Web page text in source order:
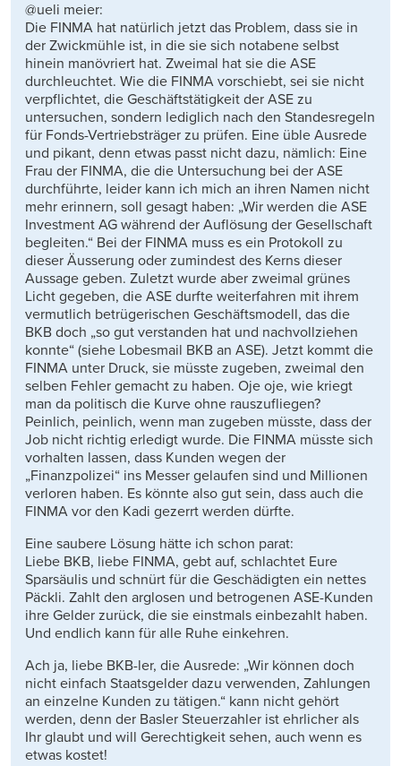
@ueli meier:
Die FINMA hat natürlich jetzt das Problem, dass sie in
der Zwickmühle ist, in die sie sich notabene selbst
hinein manövriert hat. Zweimal hat sie die ASE
durchleuchtet. Wie die FINMA vorschiebt, sei sie nicht
verpflichtet, die Geschäftstätigkeit der ASE zu
untersuchen, sondern lediglich nach den Standesregeln
für Fonds-Vertriebsträger zu prüfen. Eine üble Ausrede
und pikant, denn etwas passt nicht dazu, nämlich: Eine
Frau der FINMA, die die Untersuchung bei der ASE
durchführte, leider kann ich mich an ihren Namen nicht
mehr erinnern, soll gesagt haben: „Wir werden die ASE
Investment AG während der Auflösung der Gesellschaft
begleiten.“ Bei der FINMA muss es ein Protokoll zu
dieser Äusserung oder zumindest des Kerns dieser
Aussage geben. Zuletzt wurde aber zweimal grünes
Licht gegeben, die ASE durfte weiterfahren mit ihrem
vermutlich betrügerischen Geschäftsmodell, das die
BKB doch „so gut verstanden hat und nachvollziehen
konnte“ (siehe Lobesmail BKB an ASE). Jetzt kommt die
FINMA unter Druck, sie müsste zugeben, zweimal den
selben Fehler gemacht zu haben. Oje oje, wie kriegt
man da politisch die Kurve ohne rauszufliegen?
Peinlich, peinlich, wenn man zugeben müsste, dass der
Job nicht richtig erledigt wurde. Die FINMA müsste sich
vorhalten lassen, dass Kunden wegen der
„Finanzpolizei“ ins Messer gelaufen sind und Millionen
verloren haben. Es könnte also gut sein, dass auch die
FINMA vor den Kadi gezerrt werden dürfte.
Eine saubere Lösung hätte ich schon parat:
Liebe BKB, liebe FINMA, gebt auf, schlachtet Eure
Sparsäulis und schnürt für die Geschädigten ein nettes
Päckli. Zahlt den arglosen und betrogenen ASE-Kunden
ihre Gelder zurück, die sie einstmals einbezahlt haben.
Und endlich kann für alle Ruhe einkehren.
Ach ja, liebe BKB-ler, die Ausrede: „Wir können doch
nicht einfach Staatsgelder dazu verwenden, Zahlungen
an einzelne Kunden zu tätigen.“ kann nicht gehört
werden, denn der Basler Steuerzahler ist ehrlicher als
Ihr glaubt und will Gerechtigkeit sehen, auch wenn es
etwas kostet!